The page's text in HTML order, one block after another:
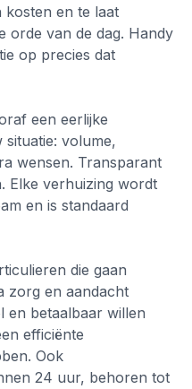
en te laat
orde van de dag. Handy
op precies dat
een eerlijke
situatie: volume,
wensen. Transparant
Elke verhuizing wordt
en is standaard
die gaan
zorg en aandacht
en betaalbaar willen
efficiënte
Ook
24 uur, behoren tot